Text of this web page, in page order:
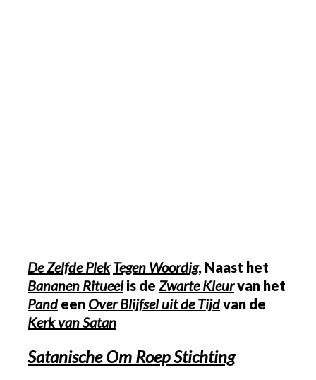
De Zelfde Plek Tegen Woordig, Naast het
Bananen Ritueelis de ZwarteKleurvan het
Pandeen Over Blijfsel uit de Tijdvan de
Kerk van Satan
Satanische Om Roep Stichting